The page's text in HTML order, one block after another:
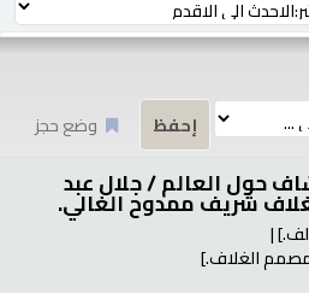
وضع حجز
حول العالم /جلال عبد
شريف ممدوح الغالي.
الغلاف.]